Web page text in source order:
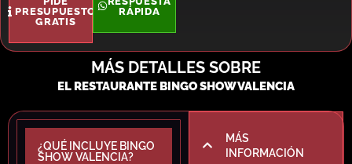
PRESUPUESTO
GRATIS
RÁPIDA
MÁS DETALLES SOBRE
EL RESTAURANTE BINGO SHOW VALENCIA
¿QUÉ INCLUYE BINGO
SHOW VALENCIA?
MÁS
INFORMACIÓN